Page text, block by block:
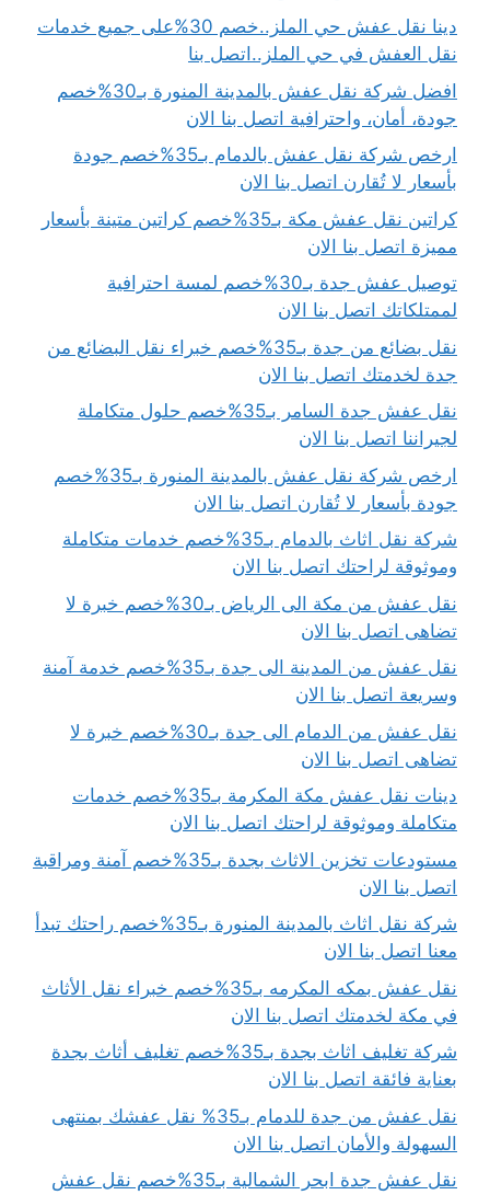
دينا نقل عفش حي الملز..خصم 30%على جميع خدمات
نقل العفش في حي الملز..اتصل بنا
افضل شركة نقل عفش بالمدينة المنورة بـ30%خصم
جودة، أمان، واحترافية اتصل بنا الان
ارخص شركة نقل عفش بالدمام بـ35%خصم جودة
بأسعار لا تُقارن اتصل بنا الان
كراتين نقل عفش مكة بـ35%خصم كراتين متينة بأسعار
مميزة اتصل بنا الان
توصيل عفش جدة بـ30%خصم لمسة احترافية
لممتلكاتك اتصل بنا الان
نقل بضائع من جدة بـ35%خصم خبراء نقل البضائع من
جدة لخدمتك اتصل بنا الان
نقل عفش جدة السامر بـ35%خصم حلول متكاملة
لجيراننا اتصل بنا الان
ارخص شركة نقل عفش بالمدينة المنورة بـ35%خصم
جودة بأسعار لا تُقارن اتصل بنا الان
شركة نقل اثاث بالدمام بـ35%خصم خدمات متكاملة
وموثوقة لراحتك اتصل بنا الان
نقل عفش من مكة الى الرياض بـ30%خصم خبرة لا
تضاهى اتصل بنا الان
نقل عفش من المدينة الى جدة بـ35%خصم خدمة آمنة
وسريعة اتصل بنا الان
نقل عفش من الدمام الى جدة بـ30%خصم خبرة لا
تضاهى اتصل بنا الان
دينات نقل عفش مكة المكرمة بـ35%خصم خدمات
متكاملة وموثوقة لراحتك اتصل بنا الان
مستودعات تخزين الاثاث بجدة بـ35%خصم آمنة ومراقبة
اتصل بنا الان
شركة نقل اثاث بالمدينة المنورة بـ35%خصم راحتك تبدأ
معنا اتصل بنا الان
نقل عفش بمكه المكرمه بـ35%خصم خبراء نقل الأثاث
في مكة لخدمتك اتصل بنا الان
شركة تغليف اثاث بجدة بـ35%خصم تغليف أثاث بجدة
بعناية فائقة اتصل بنا الان
نقل عفش من جدة للدمام بـ35% نقل عفشك بمنتهى
السهولة والأمان اتصل بنا الان
نقل عفش جدة ابحر الشمالية بـ35%خصم نقل عفش